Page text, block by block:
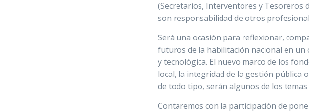
(Secretarios, Interventores y Tesoreros
son responsabilidad de otros
Será una ocasión para reflexionar,
futuros de la habilitación nacional en
y tecnológica. El nuevo marco de los
local, la integridad de la gestión pública
de todo tipo, serán algunos de los
Contaremos con la participación de